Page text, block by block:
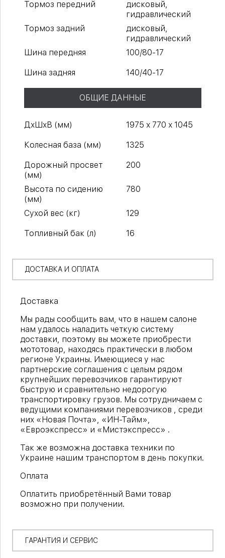
Тормоз передний
дисковый,
гидравлический
Тормоз задний
дисковый,
гидравлический
Шина передняя
100/80-17
Шина задняя 140/40-17
ОБЩИЕ ДАННЫЕ
ДхШхВ (мм) 1975 х 770 х 1045
Колесная база (мм) 1325
Дорожный просвет
(мм)
200
Высота по сидению
(мм)
780
Сухой вес (кг) 129
Топливный бак (л) 16
ДОСТАВКА И ОПЛАТА
Доставка
Мы рады сообщить вам, что в нашем салоне
нам удалось наладить четкую систему
доставки, поэтому вы можете приобрести
мототовар, находясь практически в любом
регионе Украины. Имеющиеся у нас
партнерские соглашения с целым рядом
крупнейших перевозчиков гарантируют
быструю и сравнительно недорогую
транспортировку грузов. Мы сотрудничаем с
ведущими компаниями перевозчиков , среди
них «Новая Почта», «ИН-Тайм»,
«Евроэкспресс» и «Мистэкспресс» .
Так же возможна доставка техники по
Украине нашим транспортом в день покупки.
Оплата
Оплатить приобретённый Вами товар
возможно при получении.
ГАРАНТИЯ И СЕРВИС